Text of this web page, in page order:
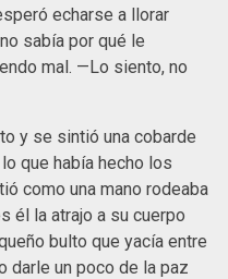
echarse a llorar
sabía por qué le
mal. —Lo siento, no
y se sintió una cobarde
que había hecho los
como una mano rodeaba
él la atrajo a su cuerpo
bulto que yacía entre
darle un poco de la paz